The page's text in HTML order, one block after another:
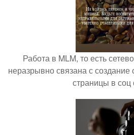
Работа в MLM, то есть
неразрывно связана с создание
страницы в соц